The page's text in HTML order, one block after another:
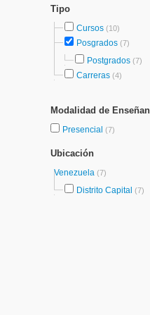
Tipo
Cursos (10)
Posgrados (7)
Postgrados (7)
Carreras (4)
Modalidad de
Presencial (7)
Ubicación
Venezuela (7)
Distrito Capital (7)